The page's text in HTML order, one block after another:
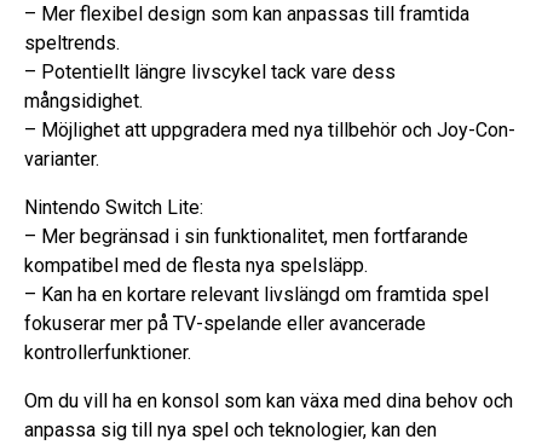
– Mer flexibel design som kan anpassas till framtida
speltrends.
– Potentiellt längre livscykel tack vare dess
mångsidighet.
– Möjlighet att uppgradera med nya tillbehör och Joy-Con-
varianter.
Nintendo Switch Lite:
– Mer begränsad i sin funktionalitet, men fortfarande
kompatibel med de flesta nya spelsläpp.
– Kan ha en kortare relevant livslängd om framtida spel
fokuserar mer på TV-spelande eller avancerade
kontrollerfunktioner.
Om du vill ha en konsol som kan växa med dina behov och
anpassa sig till nya spel och teknologier, kan den